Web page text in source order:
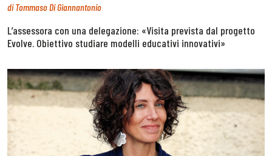
diTommaso Di Giannantonio
L’assessora con una delegazione: «Visita prevista dal progetto
Evolve. Obiettivo studiare modelli educativi innovativi»